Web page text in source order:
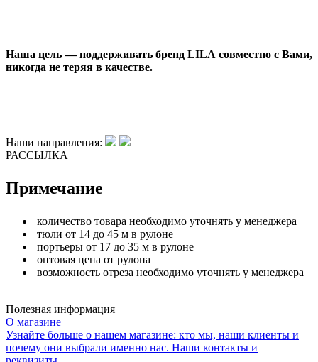
Наша цель — поддерживать бренд LILA совместно с Вами,
никогда не теряя в качестве.
Наши направления:
РАССЫЛКА
Примечание
количество товара необходимо уточнять у менеджера
тюли от 14 до 45 м в рулоне
портьеры от 17 до 35 м в рулоне
оптовая цена от рулона
возможность отреза необходимо уточнять у менеджера
Полезная информация
О магазине
Узнайте больше о нашем магазине: кто мы, наши клиенты и
почему они выбрали именно нас. Наши контакты и